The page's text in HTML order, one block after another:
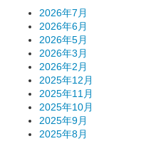
2026年7月
2026年6月
2026年5月
2026年3月
2026年2月
2025年12月
2025年11月
2025年10月
2025年9月
2025年8月